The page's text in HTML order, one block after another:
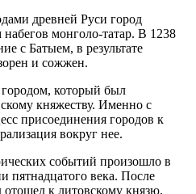
древней Руси город
монголо-татар. В 1238
с Батыем, в результате
и сожжен.
который был
княжеству. Именно с
присоединения городов к
вокруг нее.
событий произошло в
пятнадцатого века. После
к литовскому князю,